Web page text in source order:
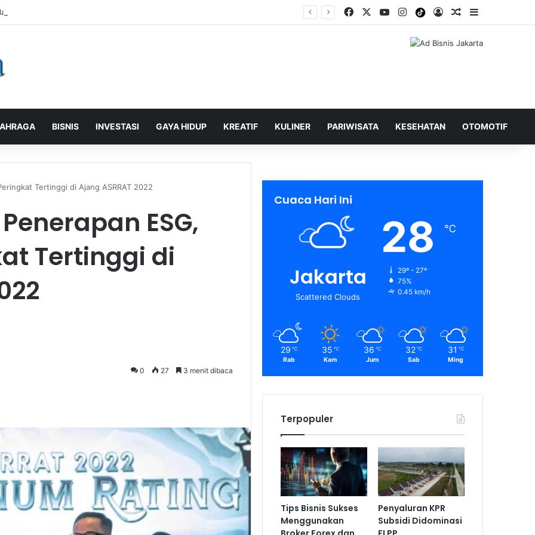
Pelanggan, PLN Icon Plus Sabet Tiga Penghargaan CCW 2026 Facebook YouTubeInstagramTiktokLog InShuffle Berita
BISNIS INVESTASI GAYA HIDUP KREATIF KULINER PARIWISATA KESEHATAN OTOMOTIF
Tertinggi di Ajang ASRRAT 2022
ESG,
Tertinggi di
0 27 3 menit dibaca
Cuaca Hari Ini
Jakarta
Scattered Clouds
28 ℃
29º - 27º
75%
0.45 km/h
29 ℃
Rab
35 ℃
Kam
36 ℃
Jum
32 ℃
Sab
31 ℃
Ming
Terpopuler
Tips Bisnis Sukses
Menggunakan
Penyaluran KPR
Subsidi Didominasi